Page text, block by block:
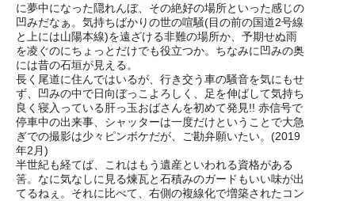
に夢中になった隠れんぼ、その絶好の場所といった感じの
凹みだなぁ。気持ちばかりの世の喧騒(目の前の国道2号線
と上には山陽本線)を遠ざける非難の場所か、予期せぬ雨
を凌ぐのにちょっとだけでも役立つか。ちなみに凹みの奥
には昔の石垣が見える。
長く尾道に住んではいるが、行き交う車の騒音を気にもせ
ず、凹みの中で日向ぼっこよろしく、足を伸ばして気持ち
良く寝入っている肝っ玉おばさんを初めて発見!! 赤信号で
停車中の出来事、シャッターは一度だけということで大急
ぎでの撮影は少々ピンボケだが、ご勘弁願いたい。(2019
年2月)
半世紀も経てば、これはもう遺産といわれる資格がある
筈。なに気なしに見る煉瓦と石積みのガードもいい味が出
てるねぇ。それに比べて、右側の複線化で増築されたコン